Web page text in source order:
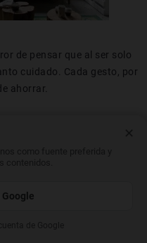
de pensar que al ser solo
cuidado. Cada gesto, por
ahorrar.
en la que compruebas que